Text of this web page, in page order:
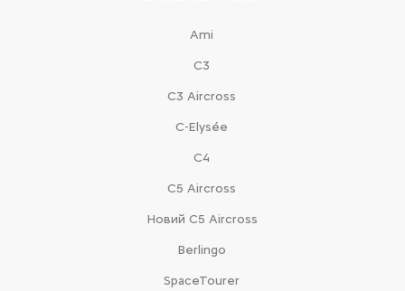
Ami
С3
С3 Aircross
C-Elysée
С4
С5 Aircross
Новий С5 Aircross
Berlingo
SpaceTourer